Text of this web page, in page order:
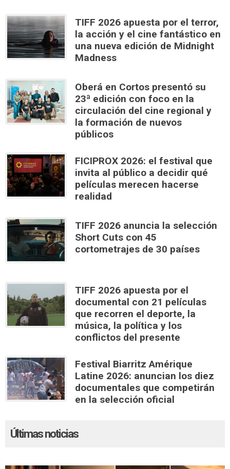
TIFF 2026 apuesta por el terror,
la acción y el cine fantástico en
una nueva edición de Midnight
Madness
Oberá en Cortos presentó su
23ª edición con foco en la
circulación del cine regional y
la formación de nuevos
públicos
FICIPROX 2026: el festival que
invita al público a decidir qué
películas merecen hacerse
realidad
TIFF 2026 anuncia la selección
Short Cuts con 45
cortometrajes de 30 países
TIFF 2026 apuesta por el
documental con 21 películas
que recorren el deporte, la
música, la política y los
conflictos del presente
Festival Biarritz Amérique
Latine 2026: anuncian los diez
documentales que competirán
en la selección oficial
Últimas noticias